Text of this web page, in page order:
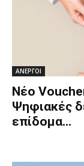
ΑΝΕΡΓΟΙ
Νέο
Ψηφιακές
επίδομα...